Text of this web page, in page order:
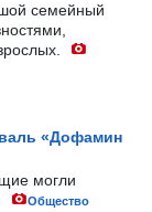
семейный
«Дофамин
могли
Общество